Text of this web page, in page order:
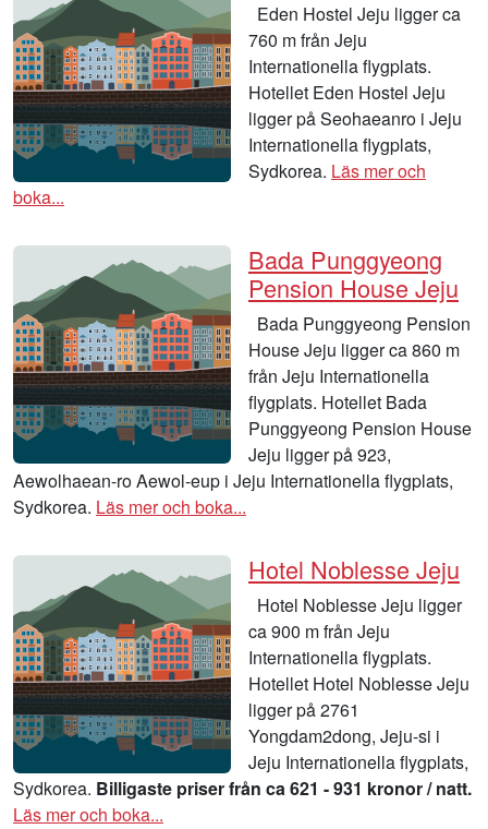
Eden Hostel Jeju ligger ca
760 m från Jeju
Internationella flygplats.
Hotellet Eden Hostel Jeju
ligger på Seohaeanro i Jeju
Internationella flygplats,
Sydkorea. Läs mer och
boka...
Bada Punggyeong
Pension House Jeju
Bada Punggyeong Pension
House Jeju ligger ca 860 m
från Jeju Internationella
flygplats. Hotellet Bada
Punggyeong Pension House
Jeju ligger på 923,
Aewolhaean-ro Aewol-eup i Jeju Internationella flygplats,
Sydkorea. Läs mer och boka...
Hotel Noblesse Jeju
Hotel Noblesse Jeju ligger
ca 900 m från Jeju
Internationella flygplats.
Hotellet Hotel Noblesse Jeju
ligger på 2761
Yongdam2dong, Jeju-si i
Jeju Internationella flygplats,
Sydkorea. Billigaste priser från ca 621 - 931 kronor / natt.
Läs mer och boka...